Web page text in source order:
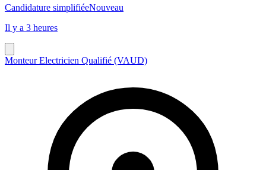
Candidature simplifiéeNouveau
Il y a 3 heures
Monteur Electricien Qualifié (VAUD)